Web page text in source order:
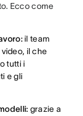
Ecco come
il team
il che
tutti i
e gli
grazie a